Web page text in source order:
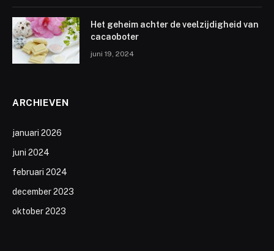
Het geheim achter de veelzijdigheid van
cacaoboter
juni 19, 2024
ARCHIEVEN
januari 2026
juni 2024
februari 2024
december 2023
oktober 2023